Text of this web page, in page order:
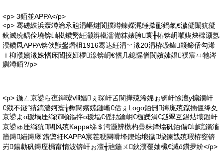
<p> 3銆並APPA</p>
<p> 骞磋紩浜轰竴瀹氶兘涓嶇煡閬撲竴鍊嬫浘缍撳彨鍋氣€濊儗闈犺儗
鈥滅殑鍝佺墝锛屾槸鐨勶紝灏辨槸濡備粖婊胯寰╂椿锛岄噸鍥炴檪灏氬
湀鐨凨APPA锛佽獣鐢熸柤1916骞达紝涓﹀湪20涓栫磤鍏竷鍗佸勾浠
ｉ枊濮嬪湪姝愭床閶掕姃椤湶锛岄€愭几鎴愮偤閬嬪嫊娼祦宸ㄩ牠涔
嬩竴銆?/p>
<p> 鍦ㄥ京鍙ら亱鍕曢ⅷ娼ぇ琛屽叾閬撶殑浠婂ぉ锛屽悇澶у搧鐗屽
€戣不鐩″績鎬濇妸寰╁彜閬嬪嫊鏈嶃€佸ぇLogo銆侀鏄庣殑鑹插僵绛夊
京鍙よō瑷堝厓绱犻噸鏂拌ō瑷堛€傜劧鑰岄€欏皪涓€鐩翠互鎾炶壊鍜屽
京鍙ゅ厓绱犺闀风殑Kappa绨＄洿灏辨槸杓曡粖鐔熻矾銆傝€屾晥鏋滀
篃鏄緢鏄庨’鐨勶紝KAPPA宸茬稉闋嗗埄鍥炲埌鐬垜鍊戠殑瑕栫窔锛
岃鍚勮矾鏄庢槦甯惰波锛屽ぉ澶╅兘鍦ㄨ鈥濅覆妯欌€滅ó鑽夛紒</p>